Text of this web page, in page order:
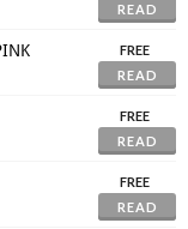
READ
FREE
READ
FREE
READ
FREE
READ